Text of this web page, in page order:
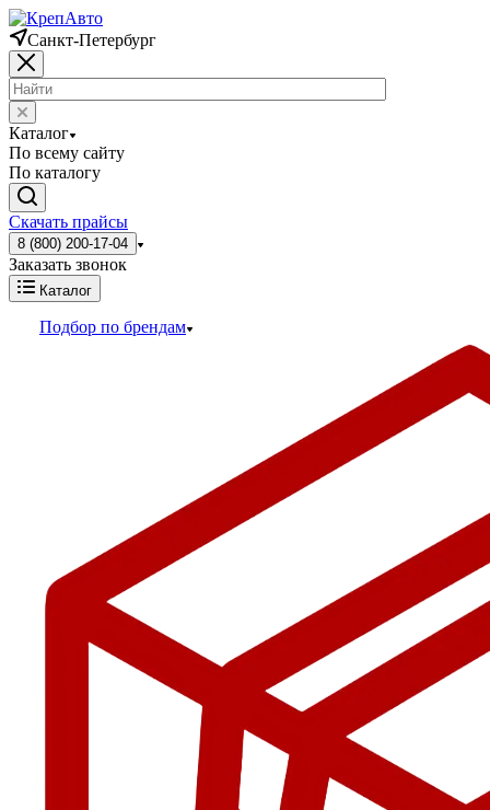
Санкт-Петербург
Каталог
По всему сайту
По каталогу
Скачать прайсы
8 (800) 200-17-04
Заказать звонок
Каталог
Подбор по брендам